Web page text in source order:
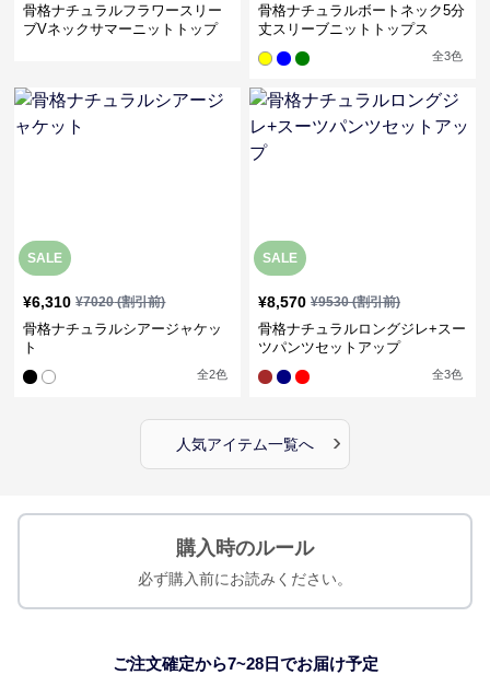
骨格ナチュラルフラワースリー
ブVネックサマーニットトップ
骨格ナチュラルボートネック5分
丈スリーブニットトップス
全3色
SALE
¥6,310 ¥7020(割引前)
骨格ナチュラルシアージャケッ
ト
全2色
SALE
¥8,570 ¥9530(割引前)
骨格ナチュラルロングジレ+スー
ツパンツセットアップ
全3色
人気アイテム一覧へ ›
購入時のルール
必ず購入前にお読みください。
ご注文確定から7~28日でお届け予定